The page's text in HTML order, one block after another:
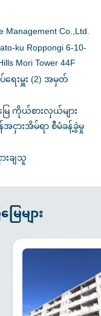
Management Co.,Ltd.
ku Roppongi 6-10-
Mori Tower 44F
ေးမှူး (2) အမှတ်
ကိုယ်စားလှယ်များ
ငှားအိမ်ရာ စီမံခန့်ခွဲမှု
းချသူ
ေများ